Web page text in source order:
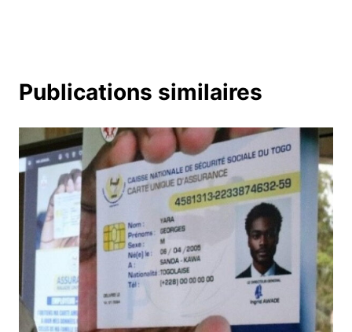
Publications similaires